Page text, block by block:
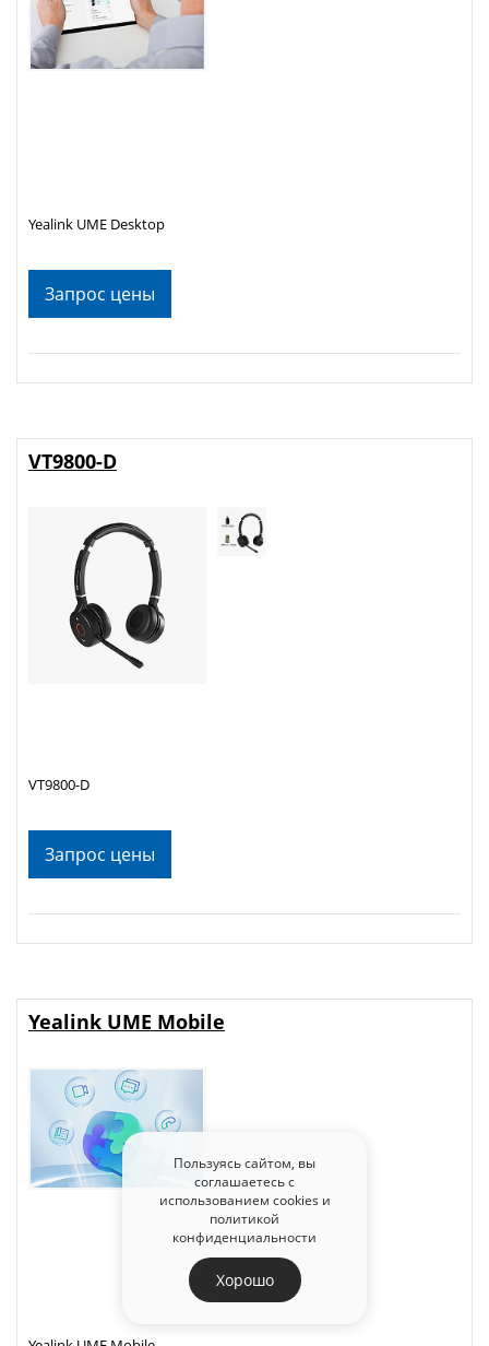
Запрос цены
Yealink UME Desktop
Запрос цены
VT9800-D
VT9800-D
Yealink UME Mobile
Пользуясь сайтом, вы
соглашаетесь с
использованием cookies и
политикой
конфиденциальности
Хорошо